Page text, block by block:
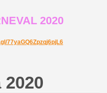
2020
77yaGQ6Zpzqj6pjL6